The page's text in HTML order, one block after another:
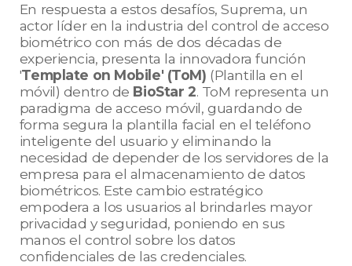
En respuesta a estos desafíos, Suprema, un
actor líder en la industria del control de acceso
biométrico con más de dos décadas de
experiencia, presenta la innovadora función
'Template on Mobile' (ToM) (Plantilla en el
móvil) dentro de BioStar 2. ToM representa un
paradigma de acceso móvil, guardando de
forma segura la plantilla facial en el teléfono
inteligente del usuario y eliminando la
necesidad de depender de los servidores de la
empresa para el almacenamiento de datos
biométricos. Este cambio estratégico
empodera a los usuarios al brindarles mayor
privacidad y seguridad, poniendo en sus
manos el control sobre los datos
confidenciales de las credenciales.